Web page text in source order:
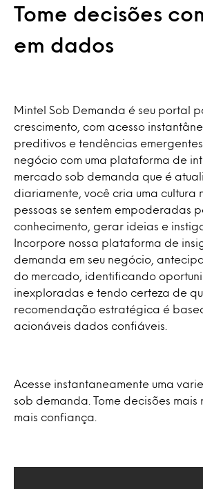
Tome decisões
em dados
Mintel Sob Demanda é seu portal
crescimento, com acesso
preditivos e tendências
negócio com uma plataforma de
mercado sob demanda que é
diariamente, você cria uma cultura
pessoas se sentem empoderadas
conhecimento, gerar ideias e
Incorpore nossa plataforma de
demanda em seu negócio,
do mercado, identificando
inexploradas e tendo certeza de
recomendação estratégica é
acionáveis dados confiáveis.
Acesse instantaneamente uma
sob demanda. Tome decisões mais
mais confiança.